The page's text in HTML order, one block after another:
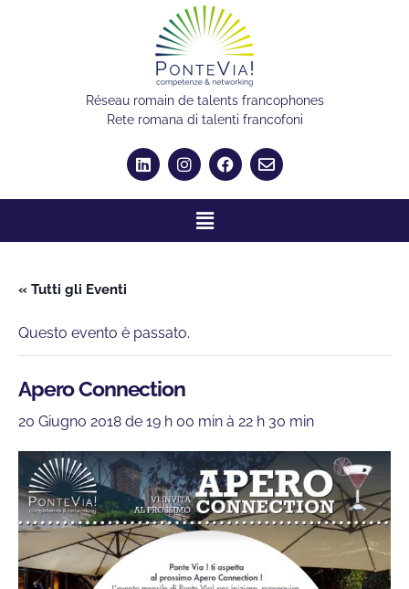
Réseau romain de talents francophones
Rete romana di talenti francofoni
« Tutti gli Eventi
Questo evento è passato.
Apero Connection
20 Giugno 2018 de 19 h 00 min à 22 h 30 min